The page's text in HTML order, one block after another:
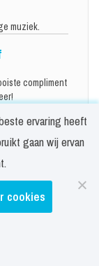
muziek.
compliment
ervaring heeft
gaan wij ervan
cookies